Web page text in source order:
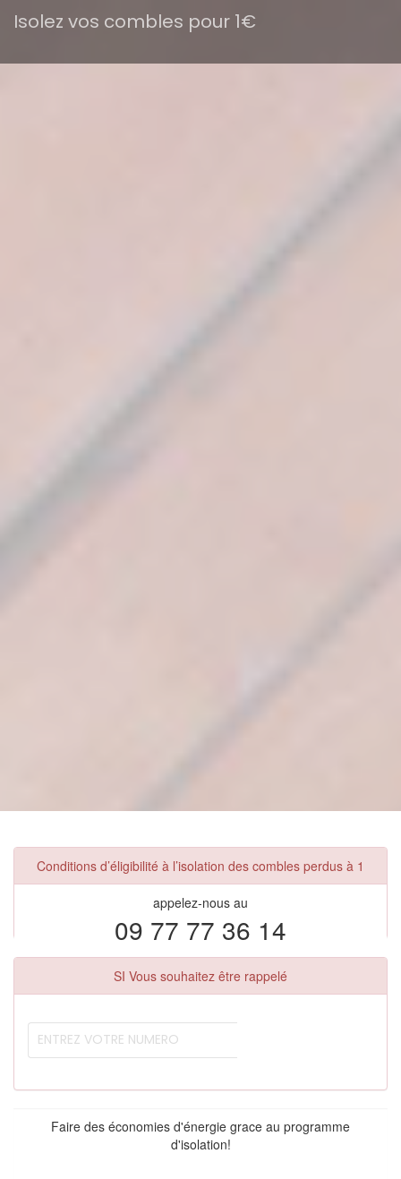
Isolez vos combles pour 1€
Conditions d’éligibilité à l’isolation des combles perdus à 1
appelez-nous au
09 77 77 36 14
SI Vous souhaitez être rappelé
Faire des économies d'énergie grace au programme
d'isolation!